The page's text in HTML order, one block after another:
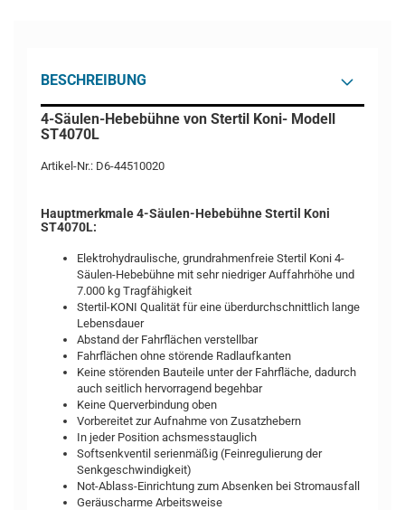
BESCHREIBUNG
4-Säulen-Hebebühne von Stertil Koni- Modell
ST4070L
Artikel-Nr.: D6-44510020
Hauptmerkmale 4-Säulen-Hebebühne Stertil Koni
ST4070L:
Elektrohydraulische, grundrahmenfreie Stertil Koni 4-
Säulen-Hebebühne mit sehr niedriger Auffahrhöhe und
7.000 kg Tragfähigkeit
Stertil-KONI Qualität für eine überdurchschnittlich lange
Lebensdauer
Abstand der Fahrflächen verstellbar
Fahrflächen ohne störende Radlaufkanten
Keine störenden Bauteile unter der Fahrfläche, dadurch
auch seitlich hervorragend begehbar
Keine Querverbindung oben
Vorbereitet zur Aufnahme von Zusatzhebern
In jeder Position achsmesstauglich
Softsenkventil serienmäßig (Feinregulierung der
Senkgeschwindigkeit)
Not-Ablass-Einrichtung zum Absenken bei Stromausfall
Geräuscharme Arbeitsweise